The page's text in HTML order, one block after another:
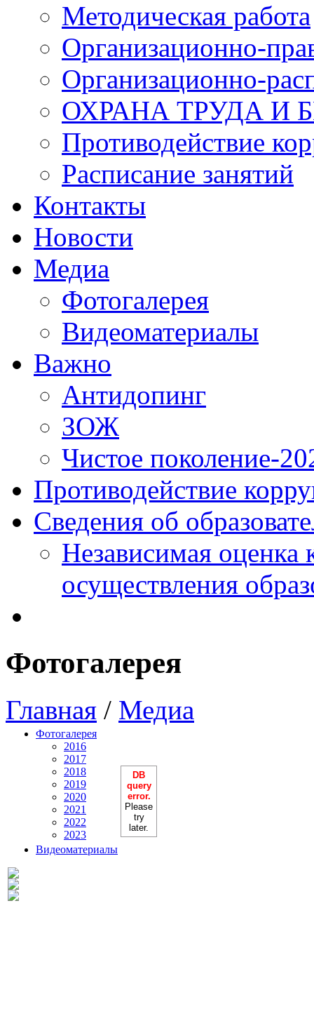
Методическая работа
Организационно-
Организационно-
ОХРАНА ТРУДА И
Противодействие
Расписание занятий
Контакты
Новости
Медиа
Фотогалерея
Видеоматериалы
Важно
Антидопинг
ЗОЖ
Чистое поколение-
Противодействие
Сведения об
Независимая оценка
осуществления
Фотогалерея
Главная / Медиа
Фотогалерея
2016
2017
2018
2019
2020
2021
2022
2023
Видеоматериалы
DB
query
error.
Please
try
later.